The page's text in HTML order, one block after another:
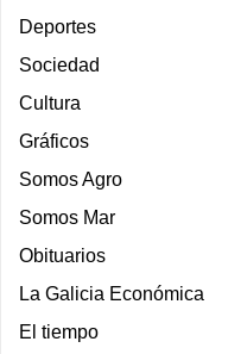
Deportes
Sociedad
Cultura
Gráficos
Somos Agro
Somos Mar
Obituarios
La Galicia Económica
El tiempo